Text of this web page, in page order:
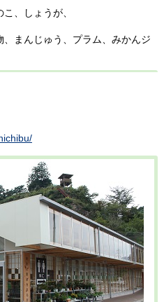
、しょうが、
まんじゅう、プラム、みかんジ